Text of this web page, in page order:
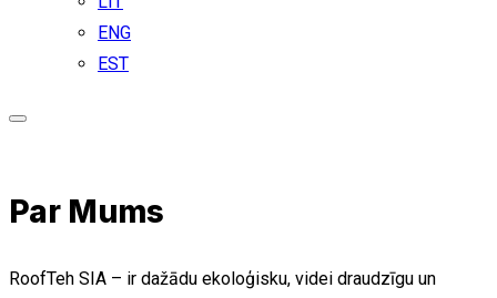
ENG
EST
Par Mums
RoofTeh SIA – ir dažādu ekoloģisku, videi draudzīgu un